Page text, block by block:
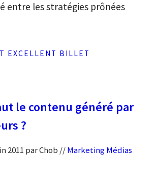
entre les stratégies prônées
EXCELLENT BILLET
MÉDIAS
UNE
le contenu généré par
?
2011 par Chob //MarketingMédias